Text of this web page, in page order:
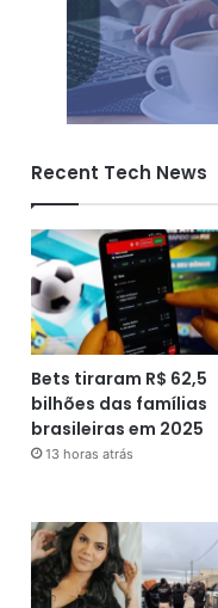
Recent Tech News
Bets tiraram R$ 62,5
bilhões das famílias
brasileiras em 2025
13 horas atrás